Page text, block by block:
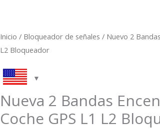
Inicio / Bloqueador de señales / Nuevo 2
L2 Bloqueador
Nueva 2 Bandas
Coche GPS L1 L2
El
precio
El
Cantidad
New
Band
Lighter
GPS